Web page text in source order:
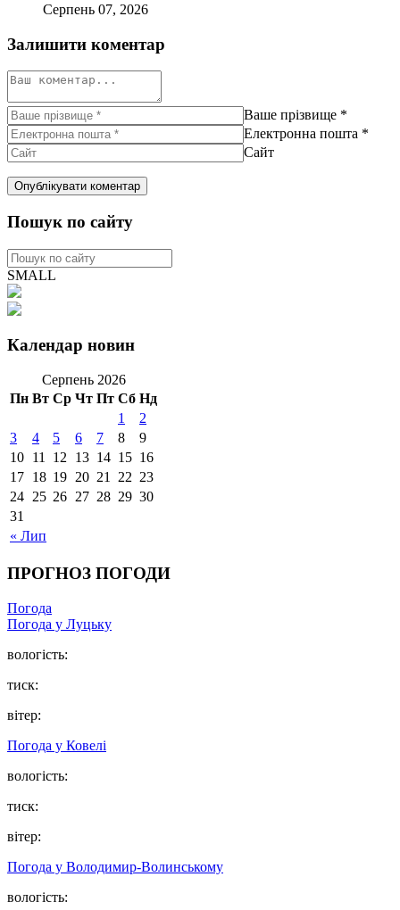
Серпень 07, 2026
Залишити коментар
Ваше прізвище *
Електронна пошта *
Сайт
Пошук по сайту
SMALL
Календар новин
Серпень 2026
Пн Вт Ср Чт Пт Сб Нд
« Лип
1
2
3
4 5 6 7 8
9
10 11 12 13 14 15 16
17 18 19 20 21 22 23
24 25 26 27 28 29 30
31
ПРОГНОЗ ПОГОДИ
Погода
Погода у Луцьку
вологість:
тиск:
вітер:
Погода у Ковелі
вологість:
тиск:
вітер:
Погода у Володимир-Волинському
вологість: